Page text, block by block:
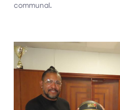
communal.